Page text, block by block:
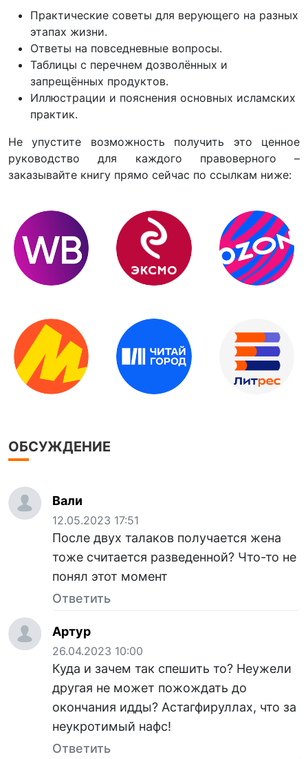
Практические советы для верующего на разных
этапах жизни.
Ответы на повседневные вопросы.
Таблицы с перечнем дозволённых и
запрещённых продуктов.
Иллюстрации и пояснения основных исламских
практик.
Не упустите возможность получить это ценное
руководство для каждого правоверного –
заказывайте книгу прямо сейчас по ссылкам ниже:
ОБСУЖДЕНИЕ
Вали
12.05.2023 17:51
После двух талаков получается жена
тоже считается разведенной? Что-то не
понял этот момент
Ответить
Артур
26.04.2023 10:00
Куда и зачем так спешить то? Неужели
другая не может пожождать до
окончания идды? Астагфируллах, что за
неукротимый нафс!
Ответить